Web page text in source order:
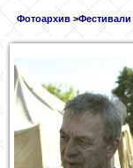
Фотоархив >Фестивали